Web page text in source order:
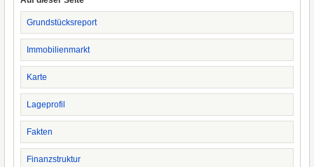
Grundstücksreport
Immobilienmarkt
Karte
Lageprofil
Fakten
Finanzstruktur